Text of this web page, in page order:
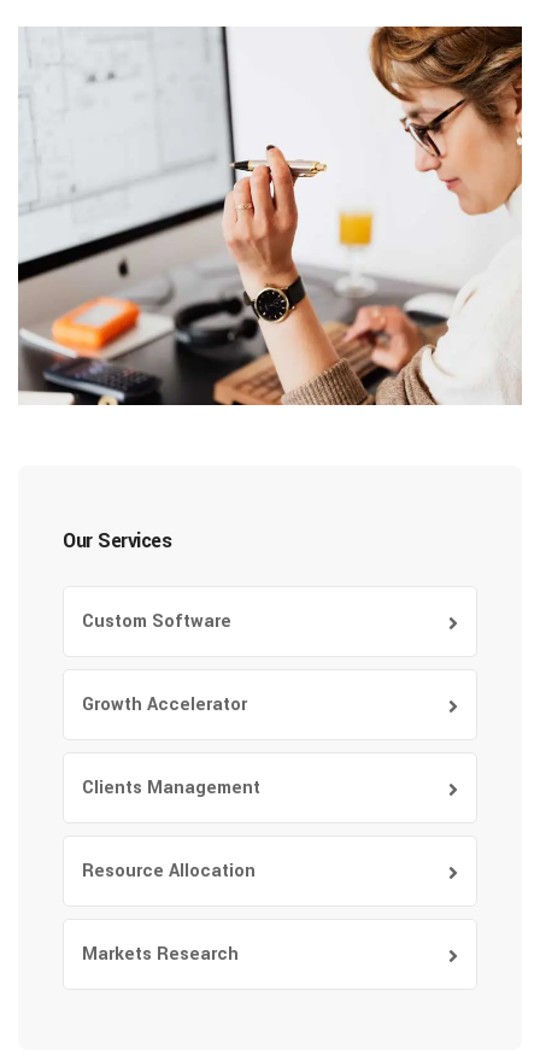
Our Services
Custom Software
Growth Accelerator
Clients Management
Resource Allocation
Markets Research